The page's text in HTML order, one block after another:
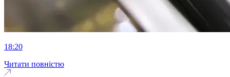
18:20
Читати повністю